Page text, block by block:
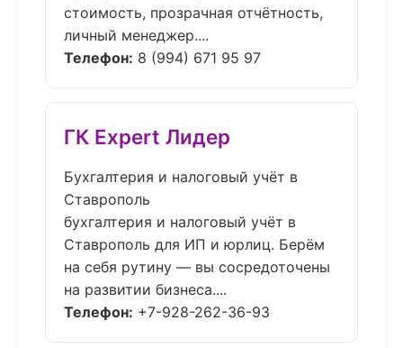
стоимость, прозрачная отчётность,
личный менеджер....
Телефон: 8 (994) 671 95 97
ГК Expert Лидер
Бухгалтерия и налоговый учёт в
Ставрополь
бухгалтерия и налоговый учёт в
Ставрополь для ИП и юрлиц. Берём
на себя рутину — вы сосредоточены
на развитии бизнеса....
Телефон: +7-928-262-36-93